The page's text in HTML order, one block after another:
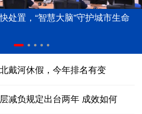
处置，“智慧大脑”守护城市生命
戴河休假，今年排名有变
减负规定出台两年 成效如何